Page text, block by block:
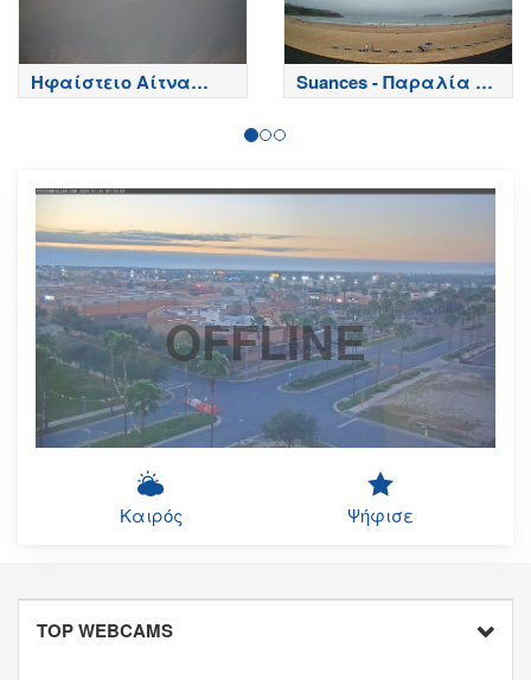
Ηφαίστειο Αίτνα
Τώρα
Suances - Παραλία de
la Concha - Spain
OFFLINE
Καιρός Ψήφισε
TOP WEBCAMS